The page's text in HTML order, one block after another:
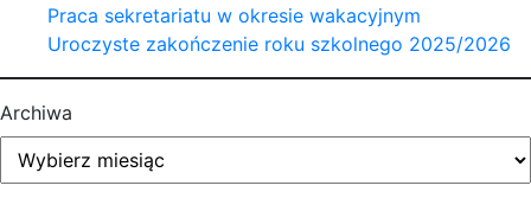
Praca sekretariatu w okresie wakacyjnym
Uroczyste zakończenie roku szkolnego 2025/2026
Archiwa